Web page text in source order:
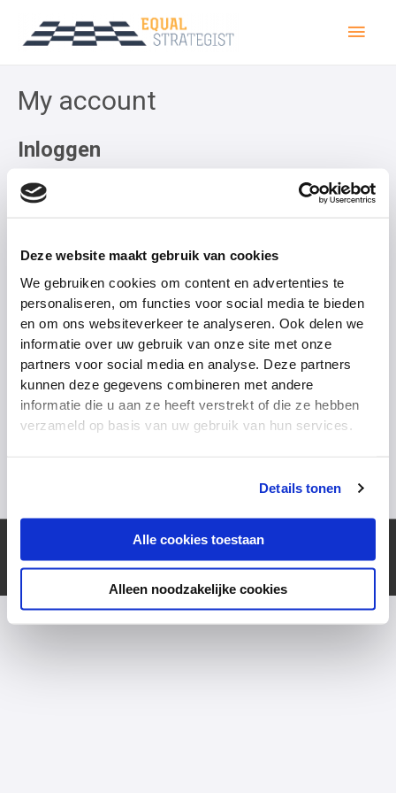
Deze website maakt gebruik van cookies
We gebruiken cookies om content en advertenties te
personaliseren, om functies voor social media te bieden
en om ons websiteverkeer te analyseren. Ook delen we
informatie over uw gebruik van onze site met onze
partners voor social media en analyse. Deze partners
kunnen deze gegevens combineren met andere
informatie die u aan ze heeft verstrekt of die ze hebben
verzameld op basis van uw gebruik van hun services.
Details tonen
Alle cookies toestaan
Alleen noodzakelijke cookies
My account
Inloggen
Gebruikersnaam of e-mailadres*
Wachtwoord *
Onthouden
Inloggen
Wachtwoord vergeten?
Copyright © 2026Equal Strategist